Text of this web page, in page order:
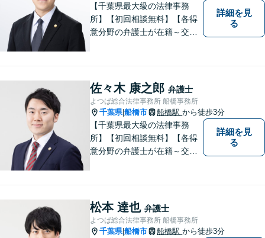
【千葉県最大級の法律事務
所】【初回相談無料】【各得
意分野の弁護士が在籍～交通
詳細を見
る
佐々木 康之郎 弁護士
よつば総合法律事務所 船橋事務所
千葉県|船橋市 船橋駅 から徒歩3分
【千葉県最大級の法律事務
所】【初回相談無料】【各得
意分野の弁護士が在籍～交通
詳細を見
る
松本 達也 弁護士
よつば総合法律事務所 船橋事務所
千葉県|船橋市 船橋駅 から徒歩3分